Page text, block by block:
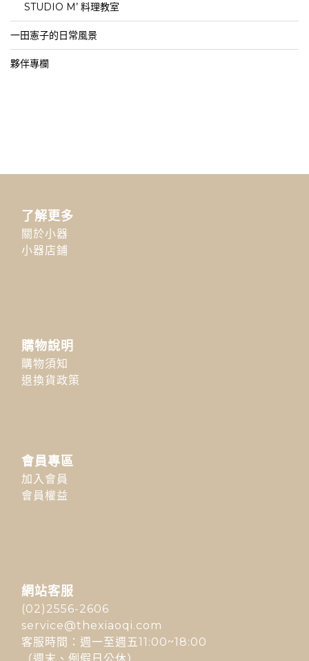
STUDIO M’ 料理教室
一田憲子的日常風景
夥伴專欄
了解更多
關於小器
小器店鋪
購物說明
購物須知
退換貨政策
會員專區
加入會員
會員權益
網站客服
(02)2556-2606
service@thexiaoqi.com
客服時間：週一至週五11:00~18:00
（週末、例假日公休）